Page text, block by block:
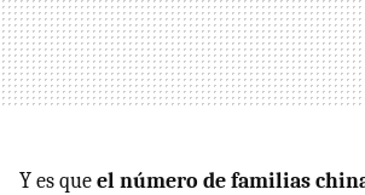
Y es queel número de familias